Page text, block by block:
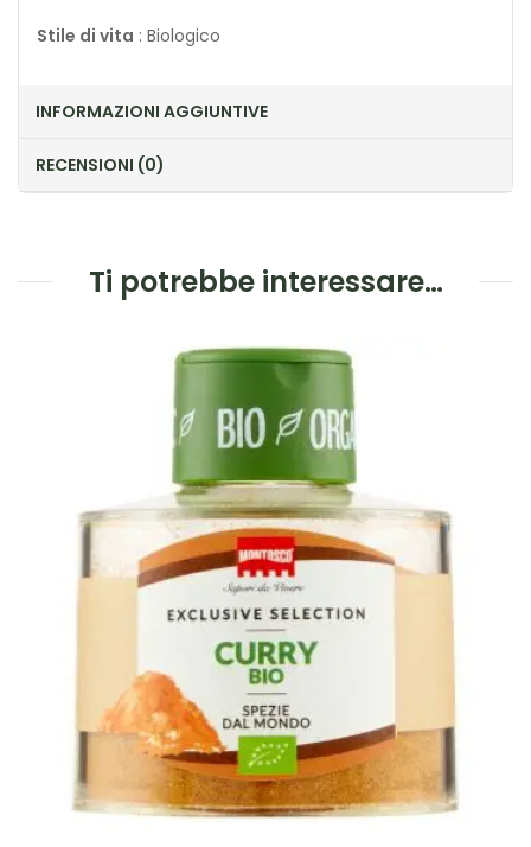
Stile di vita : Biologico
INFORMAZIONI AGGIUNTIVE
RECENSIONI (0)
Ti potrebbe interessare…